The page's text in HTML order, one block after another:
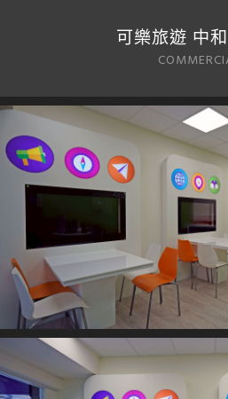
可樂旅遊 中